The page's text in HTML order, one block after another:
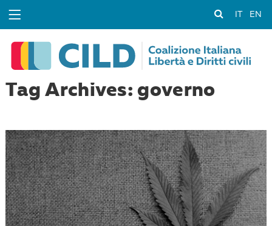
EN
Tag Archives: governo